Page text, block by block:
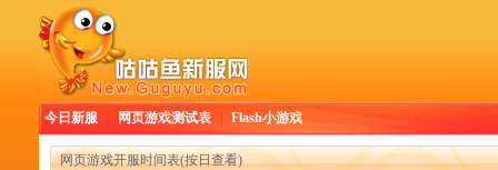
今日新服 网页游戏测试表 Flash小游戏
网页游戏开服时间表(按日查看)